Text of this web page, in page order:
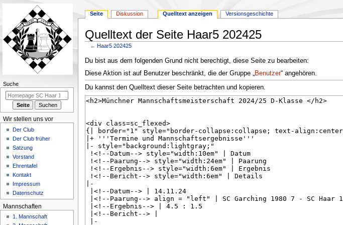
Quelltext der Seite Haar5 202425
← Haar5 202425
Zur
Navigation
springen
Zur
Suche
springen
Du bist aus dem folgenden Grund nicht berechtigt, diese Seite zu bearbeiten:
Diese Aktion ist auf Benutzer beschränkt, die der Gruppe „Benutzer“ angehören.
Du kannst den Quelltext dieser Seite betrachten und kopieren.
N
m
Seite Diskussion Quelltext anzeigen Versionsgeschichte
Suche
Wir stellen uns vor
Der Club
Der Club früher
Satzung
Vorstand
Ehrentafel
Kontakt
Impressum
Datenschutz
Mannschaften
1. Mannschaft